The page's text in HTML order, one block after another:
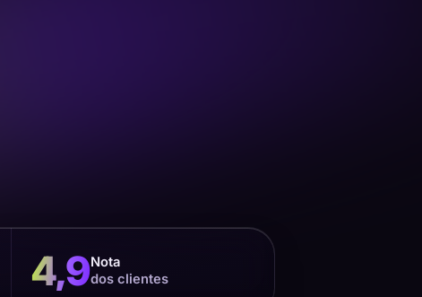
4,9Nota
dos clientes